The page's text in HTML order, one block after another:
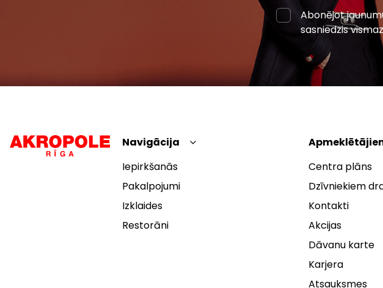
Abonējot
sasniedzis
Navigācija
Iepirkšanās
Pakalpojumi
Izklaides
Restorāni
Centra plāns
Dzīvniekiem
Kontakti
Akcijas
Dāvanu karte
Karjera
Atsauksmes